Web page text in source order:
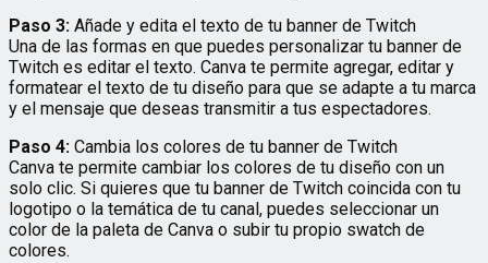
Paso 3: Añade y edita el texto de tu banner de Twitch
Una de las formas en que puedes personalizar tu banner de
Twitch es editar el texto. Canva te permite agregar, editar y
formatear el texto de tu diseño para que se adapte a tu marca
y el mensaje que deseas transmitir a tus espectadores.
Paso 4: Cambia los colores de tu banner de Twitch
Canva te permite cambiar los colores de tu diseño con un
solo clic. Si quieres que tu banner de Twitch coincida con tu
logotipo o la temática de tu canal, puedes seleccionar un
color de la paleta de Canva o subir tu propio swatch de
colores.